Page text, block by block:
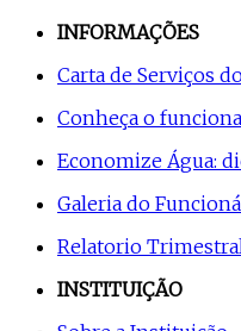
INFORMAÇÕES
Carta de Serviços
Conheça o
Economize Água:
Galeria do
Relatorio
INSTITUIÇÃO